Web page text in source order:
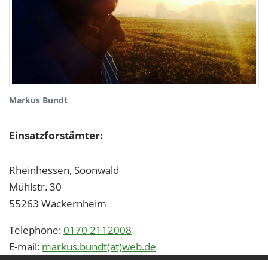
Markus Bundt
Einsatzforstämter:
Rheinhessen, Soonwald
Mühlstr. 30
55263 Wackernheim
Telephone:0170 2112008
E-mail: markus.bundt(at)web.de